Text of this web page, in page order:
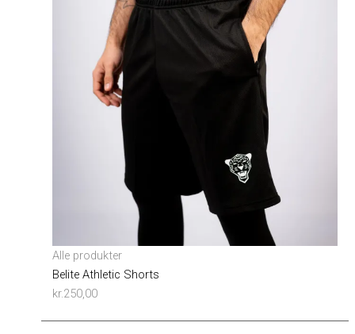
Alle produkter
Belite Athletic Shorts
kr.250,00